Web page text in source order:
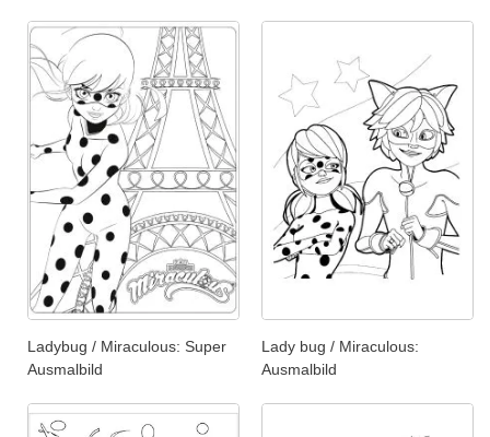
Ladybug / Miraculous: Super
Ausmalbild
Lady bug / Miraculous:
Ausmalbild